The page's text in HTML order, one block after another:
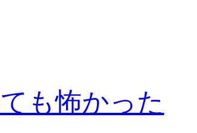
も怖かった